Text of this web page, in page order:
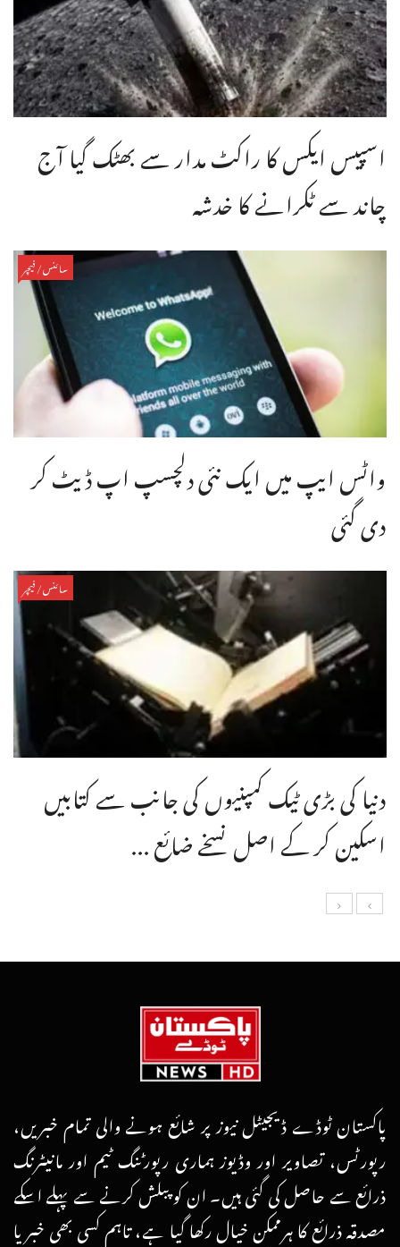
اسپیس ایکس کا راکٹ مدار سے بھٹک گیا آج
چاند سے ٹکرانے کا خدشہ
سائنس/فیچر
واٹس ایپ میں ایک نئی دلچسپ اپ ڈیٹ کر
دی گئی
سائنس/فیچر
دنیا کی بڑی ٹیک کمپنیوں کی جانب سے کتابیں
اسکین کر کے اصل نسخے ضائع ...
پاکستان ٹوڈے ڈیجیٹل نیوز پر شائع ہونے والی تمام خبریں،
رپورٹس، تصاویر اور وڈیوز ہماری رپورٹنگ ٹیم اور مانیٹرنگ
ذرائع سے حاصل کی گئی ہیں۔ ان کو پبلش کرنے سے پہلے اسکے
مصدقہ ذرائع کا ہرممکن خیال رکھا گیا ہے، تاہم کسی بھی خبر یا